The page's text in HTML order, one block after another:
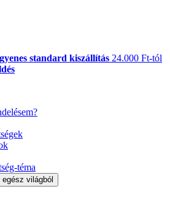
standard kiszállítás 24.000 Ft-tól
téma